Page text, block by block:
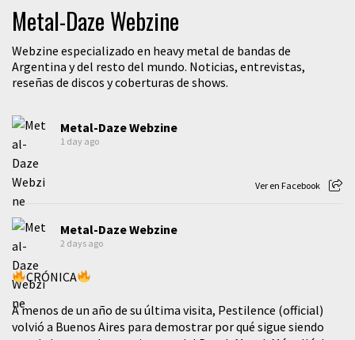
Metal-Daze Webzine
Webzine especializado en heavy metal de bandas de
Argentina y del resto del mundo. Noticias, entrevistas,
reseñas de discos y coberturas de shows.
Metal-Daze Webzine
1 day ago
Ver en Facebook
Metal-Daze Webzine
2 days ago
CRÓNICA
A menos de un año de su última visita, Pestilence (official)
volvió a Buenos Aires para demostrar por qué sigue siendo